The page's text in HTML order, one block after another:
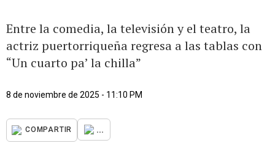
Entre la comedia, la televisión y el teatro, la
actriz puertorriqueña regresa a las tablas con
“Un cuarto pa’ la chilla”
8 de noviembre de 2025 - 11:10 PM
COMPARTIR ...